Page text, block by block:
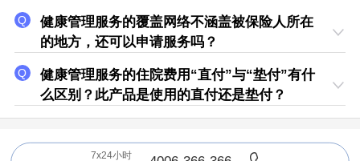
健康管理服务的覆盖网络不涵盖被保险人所在
的地方，还可以申请服务吗？
健康管理服务的住院费用“直付”与“垫付”有什
么区别？此产品是使用的直付还是垫付？
7x24小时